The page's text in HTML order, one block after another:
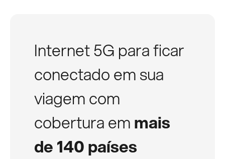
Internet 5G para ficar
conectado em sua
viagem com
cobertura emmais
de 140 países